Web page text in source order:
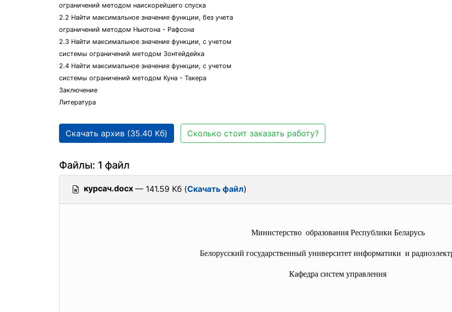
ограничений методом наискорейшего спуска
2.2 Найти максимальное значение функции, без учета
ограничений методом Ньютона - Рафсона
2.3 Найти максимальное значение функции, с учетом
системы ограничений методом Зонтейдейка
2.4 Найти максимальное значение функции, с учетом
системы ограничений методом Куна - Такера
Заключение
Литература
Скачать архив (35.40 Кб) Сколько стоит заказать работу?
Файлы: 1 файл
курсач.docx — 141.59 Кб (Скачать файл)
Министерство образования Республики Беларусь
Белорусский государственный университет информатики и
Кафедра систем управления